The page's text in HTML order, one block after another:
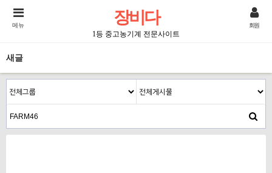
장비다
1등 중고농기계 전문사이트
메뉴 회원
새글